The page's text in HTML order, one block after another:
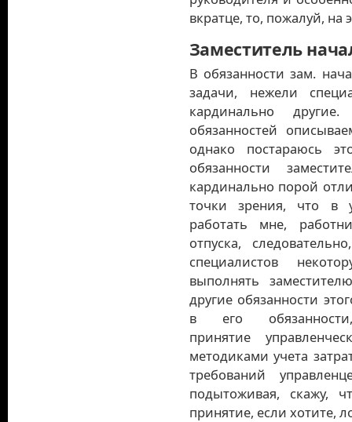
вкратце, то, пожалуй, на
Заместитель
В обязанности зам.
задачи, нежели
кардинально
обязанностей
однако постараюсь
обязанности
кардинально порой
точки зрения, что в
работать мне,
отпуска,
специалистов
выполнять
другие обязанности
в его
принятие
методиками учета
требований
подытоживая, скажу,
принятие, если хотите,